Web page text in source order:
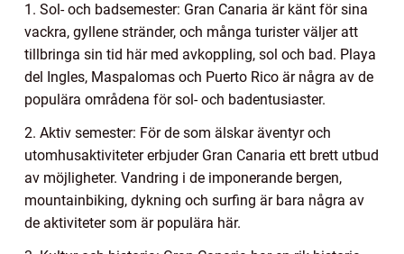
1. Sol- och badsemester: Gran Canaria är känt för sina
vackra, gyllene stränder, och många turister väljer att
tillbringa sin tid här med avkoppling, sol och bad. Playa
del Ingles, Maspalomas och Puerto Rico är några av de
populära områdena för sol- och badentusiaster.
2. Aktiv semester: För de som älskar äventyr och
utomhusaktiviteter erbjuder Gran Canaria ett brett utbud
av möjligheter. Vandring i de imponerande bergen,
mountainbiking, dykning och surfing är bara några av
de aktiviteter som är populära här.